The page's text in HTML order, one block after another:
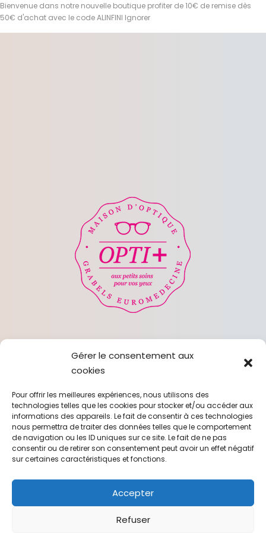
Gérer le consentement aux
cookies
Pour offrir les meilleures expériences, nous utilisons des
technologies telles que les cookies pour stocker et/ou accéder aux
informations des appareils. Le fait de consentir à ces technologies
nous permettra de traiter des données telles que le comportement
de navigation ou les ID uniques sur ce site. Le fait de ne pas
consentir ou de retirer son consentement peut avoir un effet négatif
sur certaines caractéristiques et fonctions.
Accepter
Refuser
Bienvenue dans notre nouvelle boutique profiter de 10€ de remise dès
50€ d'achat avec le code ALINFINI Ignorer
nouveau site
Coming Soon
00 00 00 00